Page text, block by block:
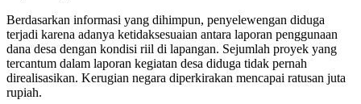
Berdasarkan informasi yang dihimpun, penyelewengan diduga
terjadi karena adanya ketidaksesuaian antara laporan penggunaan
dana desa dengan kondisi riil di lapangan. Sejumlah proyek yang
tercantum dalam laporan kegiatan desa diduga tidak pernah
direalisasikan. Kerugian negara diperkirakan mencapai ratusan juta
rupiah.